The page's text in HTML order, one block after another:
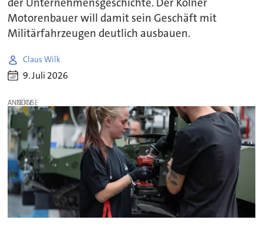
der Unternehmensgeschichte. Der Kölner
Motorenbauer will damit sein Geschäft mit
Militärfahrzeugen deutlich ausbauen.
Claus Wilk
9. Juli 2026
ANZEIGE